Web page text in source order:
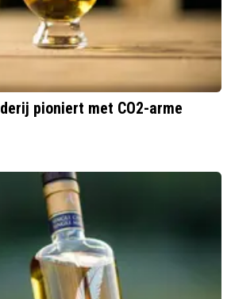
pioniert met CO2-arme